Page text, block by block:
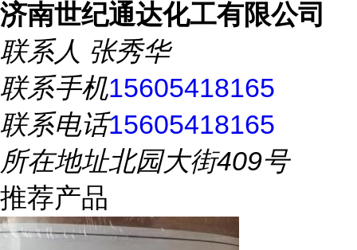
济南世纪通达化工有限公司
联系人 张秀华
联系手机15605418165
联系电话15605418165
所在地址北园大街409号
推荐产品